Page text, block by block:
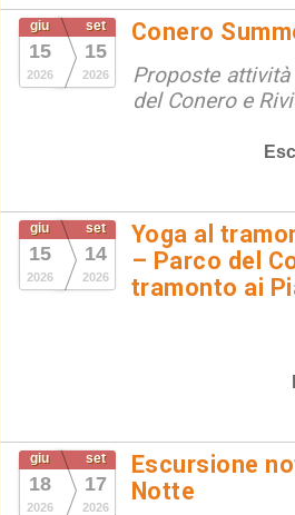
giu
15
2026
set
15
2026
Conero
Proposte
del Conero e
giu
15
2026
set
14
2026
Yoga al
– Parco del
tramonto ai
giu
18
2026
set
17
2026
Escursione
Notte